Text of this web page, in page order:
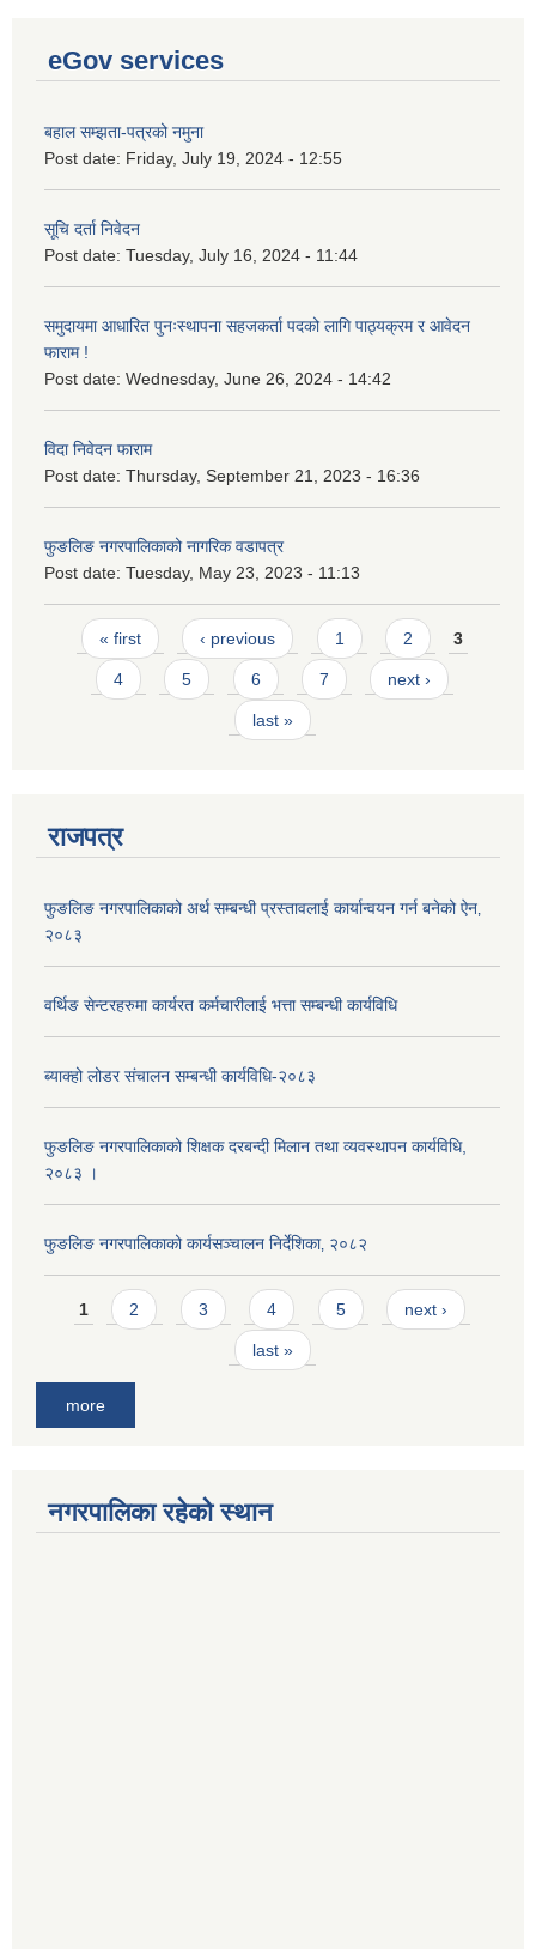
eGov services
बहाल सम्झता-पत्रको नमुना
Post date: Friday, July 19, 2024 - 12:55
सूचि दर्ता निवेदन
Post date: Tuesday, July 16, 2024 - 11:44
समुदायमा आधारित पुनःस्थापना सहजकर्ता पदको लागि पाठ्यक्रम र आवेदन
फाराम !
Post date: Wednesday, June 26, 2024 - 14:42
विदा निवेदन फाराम
Post date: Thursday, September 21, 2023 - 16:36
फुङलिङ नगरपालिकाको नागरिक वडापत्र
Post date: Tuesday, May 23, 2023 - 11:13
Pages
« first ‹ previous 1 2 3
4 5 6 7 next ›
last »
राजपत्र
फुङलिङ नगरपालिकाको अर्थ सम्बन्धी प्रस्तावलाई कार्यान्वयन गर्न बनेको ऐन‚
२०८३
वर्थिङ सेन्टरहरुमा कार्यरत कर्मचारीलाई भत्ता सम्बन्धी कार्यविधि
ब्याक्हो लोडर संचालन सम्बन्धी कार्यविधि-२०८३
फुङलिङ नगरपालिकाको शिक्षक दरबन्दी मिलान तथा व्यवस्थापन कार्यविधि,
२०८३ ।
फुङलिङ नगरपालिकाको कार्यसञ्चालन निर्देशिका‚ २०८२
Pages
1 2 3 4 5 next ›
last »
more
नगरपालिका रहेको स्थान